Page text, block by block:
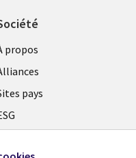
propos
pays